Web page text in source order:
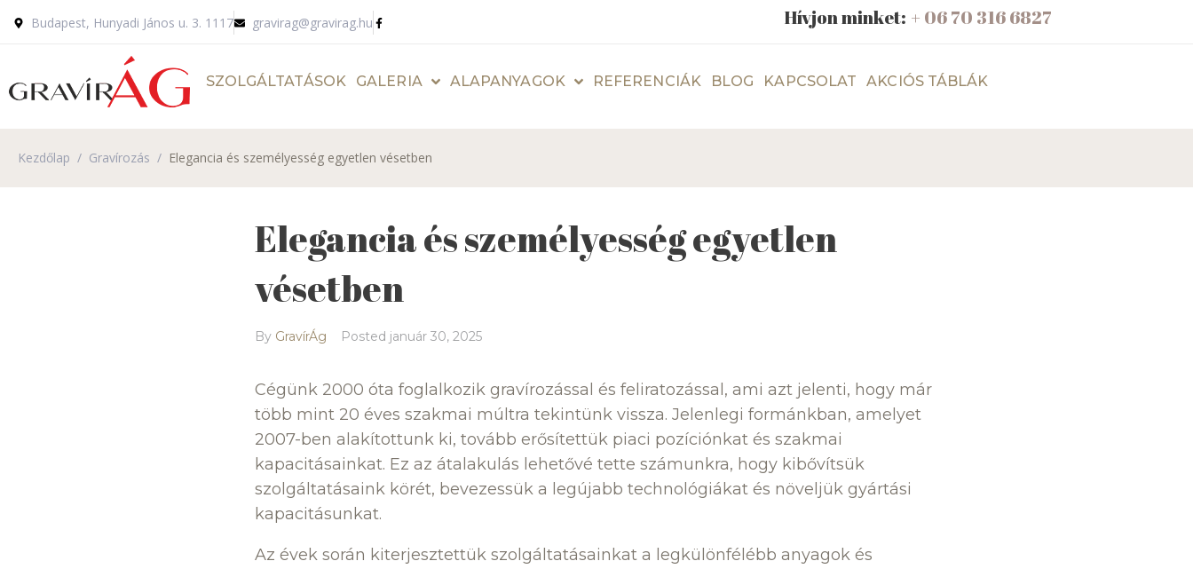
Budapest, Hunyadi János u. 3. 1117 gravirag@gravirag.hu Hívjon minket: + 06 70 316 6827
SZOLGÁLTATÁSOK GALERIA ALAPANYAGOK REFERENCIÁK BLOG KAPCSOLAT AKCIÓS TÁBLÁK
Kezdőlap / Gravírozás / Elegancia és személyesség egyetlen vésetben
Elegancia és személyesség egyetlen
vésetben
By GravírÁg Posted január 30, 2025
Cégünk 2000 óta foglalkozik gravírozással és feliratozással, ami azt jelenti, hogy már
több mint 20 éves szakmai múltra tekintünk vissza. Jelenlegi formánkban, amelyet
2007-ben alakítottunk ki, tovább erősítettük piaci pozíciónkat és szakmai
kapacitásainkat. Ez az átalakulás lehetővé tette számunkra, hogy kibővítsük
szolgáltatásaink körét, bevezessük a legújabb technológiákat és növeljük gyártási
kapacitásunkat.
Az évek során kiterjesztettük szolgáltatásainkat a legkülönfélébb anyagok és